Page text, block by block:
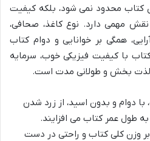
کتاب محدود نمی شود، بلکه کیفیت
مهمی دارد. نوع کاغذ، صحافی،
همگی بر خوانایی و دوام کتاب
با کیفیت فیزیکی خوب، سرمایه
لذت بخش و طولانی مدت است.
دوام و بدون اسید، از زرد شدن
طول عمر کتاب می افزایند.
وزن کلی کتاب و راحتی در دست